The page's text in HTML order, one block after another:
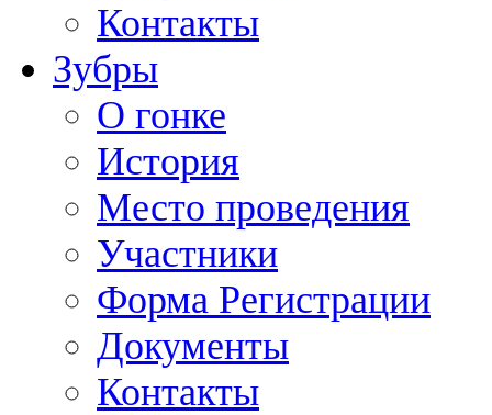
Контакты
Зубры
О гонке
История
Место проведения
Участники
Форма Регистрации
Документы
Контакты